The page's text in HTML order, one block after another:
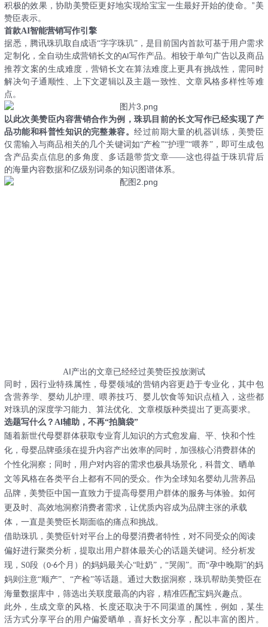
积极的效果，协助美赞臣更好地实现给宝宝一生最好开始的使命。”美
赞臣表示。
首款AI智能营销写作引擎
据悉，腾讯珠玑取自成语“字字珠玑”，是目前国内首款可基于用户需求
定制化，全自动生成营销长文的AI写作产品。相较于单句广告以及商品
推荐文案的生成难度，营销长文在算法难度上更具有挑战性，需同时
解决句子通顺性、上下文逻辑以及主题一致性、文章风格多样性等难
点。
以此次美赞臣内容营销合作为例，珠玑目前的长文写作已经实现了产
品功能和科普性知识的完整兼容。经过前期大量的机器训练，美赞臣
仅需输入与商品相关的几个关键词如“产检”“护理”“喂养”，即可生成包
含产品卖点信息的多角度、多话题带货文章——这也得益于珠玑背后
的海量内容数据和亿级别词条的知识图谱体系。
AI产出的文章已经经过美赞臣投放测试
同时，因行业特殊属性，母婴领域的营销内容更趋于专业化，其中包
含营养学、婴幼儿护理、喂养技巧、婴儿饮食等知识点植入，这些都
对珠玑的深度学习能力、算法优化、文章模版种类提出了更高要求。
选题写什么？AI辅助，不再“拍脑袋”
随着新世代母婴群体获取专业育儿知识的方式愈发扁、平、快和个性
化，母婴品牌亟须在提升内容产出效率的同时，加强核心消费群体的
个性化洞察；同时，用户对内容的需求也极具场景化，科普文、晒单
文等风格在各类平台上都有不同的受众。作为全球知名婴幼儿营养品
品牌 ，美赞臣中国一直致力于提高母婴用户群体的服务与体验。如何
更及时、高效地洞察消费者需求，让优质内容成为品牌主张的承载
体，一直是美赞臣长期面临的痛点和挑战。
借助珠玑，美赞臣针对平台上的母婴消费者特性，对不同受众的阅读
偏好进行聚类分析，提取出用户群体最关心的话题关键词。经分析发
现， S0段（0-6个月）的妈妈最关心“吐奶”，“哭闹”。而“孕中晚期”的妈
妈则注意“顺产”、“产检”等话题。通过大数据洞察，珠玑帮助美赞臣在
海量数据库中，筛选出关联度最高的内容，精准匹配宝妈兴趣点。
此外，生成文章的风格、长度还取决于不同渠道的属性，例如，某生
活方式分享平台的用户偏爱晒单，喜好长文分享，配以丰富的图片。